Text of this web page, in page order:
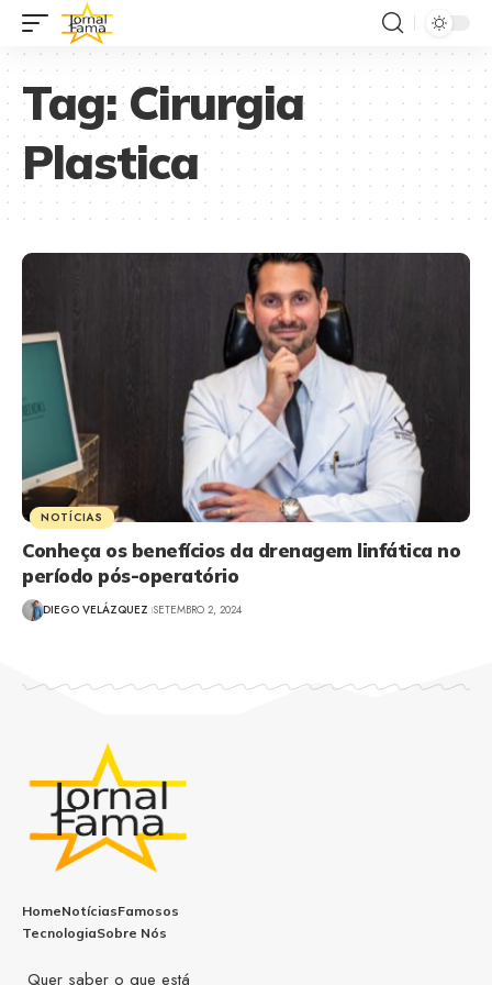
Tag:Cirurgia
Plastica
NOTÍCIAS
Conheça os benefícios da drenagem linfática no
período pós-operatório
DIEGO VELÁZQUEZ SETEMBRO 2, 2024
HomeNotíciasFamosos
TecnologiaSobre Nós
Quer saber o que está